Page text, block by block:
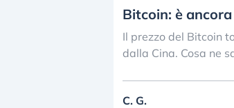
Bitcoin: è
Il prezzo del Bitcoin
dalla Cina. Cosa ne
C. G.